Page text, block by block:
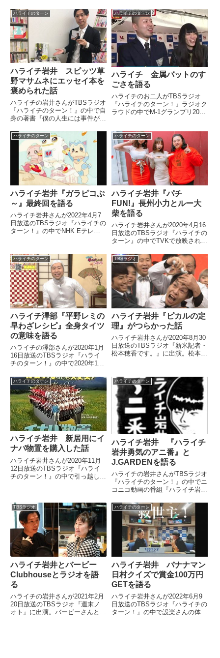
雅子さんのラジオに呼ばれて行っ
てきましたよ。（澤部佑）ええー
っ？ すごいね！ 会ったの？
（...
たことをトーク。『われめDEポ
ン』製作スタッフの高齢化問題な
どを話していました。
ハライチのターン
ハライチ岩井 スピッツ草
野マサムネにエッセイ本を
褒められた話
ハライチの岩井さんがTBSラジオ
『ハライチのターン！』の中で自
身の著書『僕の人生には事件が起
ネさんがラジオで褒めていた件に
ついて話していました。さいごの
一軒は丸善丸の内本店さん。また
またたくさんサインさせていた...
ハライチのターン
ハライチ 金属バットのす
ごさを語る
ハライチのお二人がTBSラジオ
『ハライチのターン！』ラジオク
ラウドの中でM-1グランプリ2018
ハライチのターン
ハライチ岩井『ガラピコぷ
～』最終回を語る
ハライチ岩井さんが2022年4月7
日放送のTBSラジオ『ハライチの
ターン！』の中でNHK Eテレの
最終回について話していました。
ハライチのターン
ハライチ岩井『パチ
FUN!』長州小力とルー大
柴を語る
ハライチ岩井さんが2020年4月16
日放送のTBSラジオ『ハライチの
ターン』の中でTVKで放映されて
についてトーク。長州小力さんと
ルー大柴さんの違いについて話し
ていました。（岩井勇気）あとは
この前、夜になんと...
ハライチのターン
ハライチ澤部『平野レミの
早わざレシピ』全身タイツ
の意味を語る
ハライチの澤部さんが2020年1月
16日放送のTBSラジオ『ハライ
チのターン！』の中で2020年1月
の早わざレシピ』に出演した際の
模様をトーク。全身タイツ着用で
登場した意味や平野レミさんの強
烈なレシピと調理法に...
TBSラジオ
ハライチ岩井『ピカルの定
理』がつらかった話
ハライチ岩井さんが2020年8月30
日放送のTBSラジオ『新米記者・
松本穂香です。』に出演。松本穂
記者松本穂香です#ハライチのタ
ーン明日お昼12時30分のゲスト
は、先週に引き続きハ...
ハライチのターン
ハライチ岩井 新居用にイ
ナバ物置を購入した話
ハライチ岩井さんが2020年11月
12日放送のTBSラジオ『ハライ
チのターン！』の中で引っ越した
たんでね。先週、言いましたけど
ね。廃虚の隣の大家さんの家...
ハライチのターン
ハライチ岩井 『ハライチ
岩井勇気のアニ番』と
J.GARDENを語る
ハライチの岩井さんがTBSラジオ
『ハライチのターン！』の中でニ
コニコ動画の番組『ハライチ岩井
毎クール、アニメを全作品チェッ
クしている件やBLイベント
J.GARDENなどについて話して
いました。
TBSラジオ
ハライチ岩井とバービー
Clubhouseとラジオを語
る
ハライチの岩井さんが2021年2月
20日放送のTBSラジオ『週末ノ
オト』に出演。バービーさんと
ハライチのターン
ハライチ岩井 バナナマン
日村クイズで賞金100万円
GETを語る
ハライチ岩井さんが2022年6月9
日放送のTBSラジオ『ハライチの
ターン！』の中で設楽さんの体調